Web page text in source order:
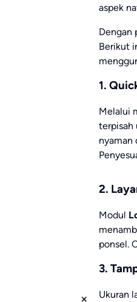
aspek
Dengan
Berikut
1.
Melalui
terpisah
nyaman
2.
Modul
ponsel.
3.
Ukuran